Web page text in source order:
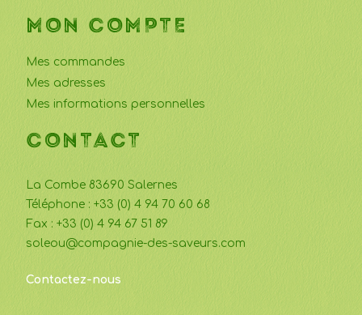
MON COMPTE
Mes commandes
Mes adresses
Mes informations personnelles
CONTACT
La Combe 83690 Salernes
Téléphone : +33 (0) 4 94 70 60 68
Fax : +33 (0) 4 94 67 51 89
soleou@compagnie-des-saveurs.com
Contactez-nous